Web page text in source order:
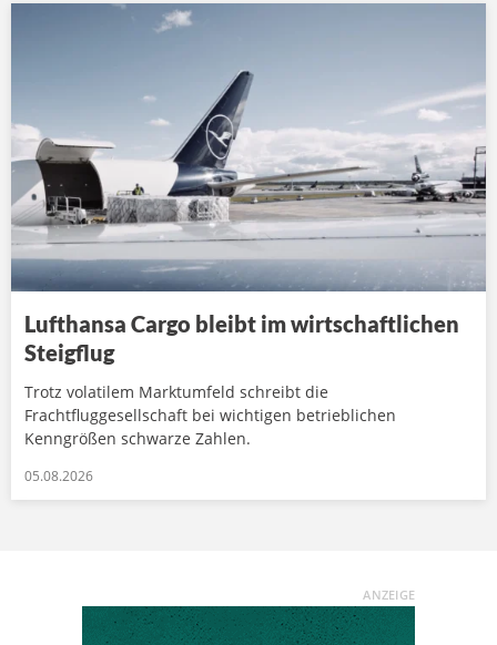
Lufthansa Cargo bleibt im wirtschaftlichen
Steigflug
Trotz volatilem Marktumfeld schreibt die
Frachtfluggesellschaft bei wichtigen betrieblichen
Kenngrößen schwarze Zahlen.
05.08.2026
ANZEIGE